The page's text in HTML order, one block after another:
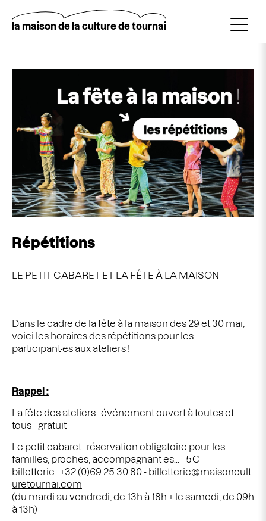
contenu
principal
la maison de la culture de tournai
Répétitions
LE PETIT CABARET ET LA FÊTE À LA MAISON
Dans le cadre de la fête à la maison des 29 et 30 mai,
voici les horaires des répétitions pour les
participant·es aux ateliers !
Rappel :
La fête des ateliers : événement ouvert à toutes et
tous - gratuit
Le petit cabaret : réservation obligatoire pour les
familles, proches, accompagnant·es... - 5€
billetterie :+32 (0)69 25 30 80 - billetterie@maisoncult
uretournai.com
(du mardi au vendredi, de 13h à 18h + le samedi, de 09h
à 13h)